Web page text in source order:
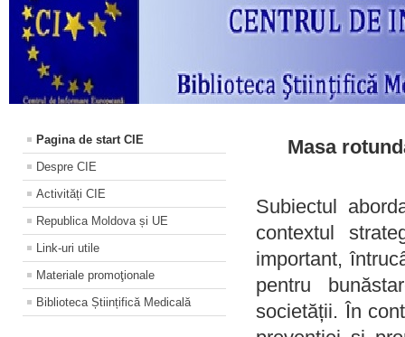
Pagina de start CIE
Despre CIE
Activități CIE
Republica Moldova și UE
Link-uri utile
Materiale promoţionale
Biblioteca Științifică Medicală
Masa
Subiectul
contextul
important,
pentru
societății. În